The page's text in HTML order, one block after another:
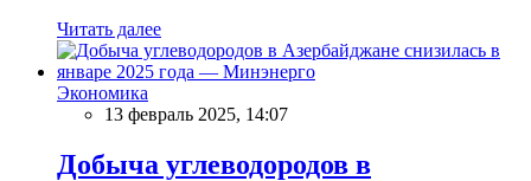
Читать далее
Экономика
13 февраль 2025, 14:07
Добыча углеводородов в